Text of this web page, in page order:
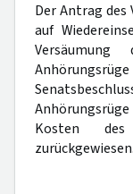
Der Antrag
auf
Kosten
zurückgewiesen.